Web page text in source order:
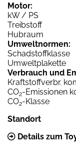
Motor:
kW / PS
Treibstoff
Hubraum
Umweltnormen:
Schadstoffklasse
Umweltplakette
Verbrauch und
Kraftstoffverbr.
CO2-Emissionen
CO2-Klasse
Standort
Details zum